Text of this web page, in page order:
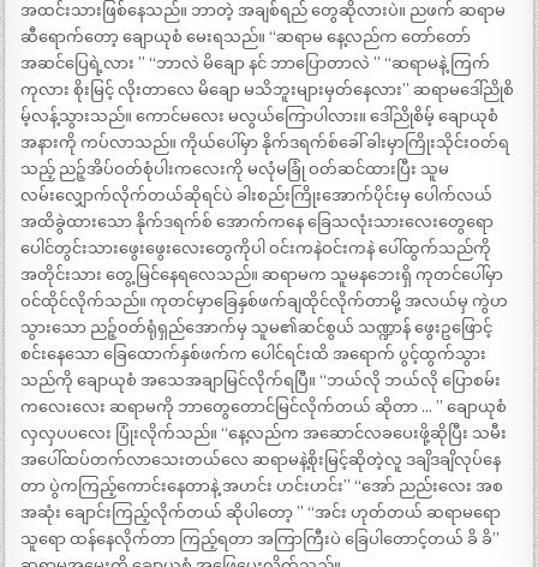
အထင်းသားဖြစ်နေသည်။ ဘာတဲ့ အချစ်ရည် တွေဆိုလားပဲ။ ညဖက် ဆရာမ
ဆီရောက်တော့ ချောယုစံ မေးရသည်။ “ဆရာမ နေ့လည်က တော်တော်
အဆင်ပြေရဲ့လား ” “ဘာလဲ မိချော နင် ဘာပြောတာလဲ ” “ဆရာမနဲ့ ကြက်
ကုလား စိုးမြင့် လိုးတာလေ မိချော မသိဘူးများမှတ်နေလား” ဆရာမဒေါ်ညိုစိ
မ့်လန့်သွားသည်။ ကောင်မလေး မလွယ်ကြောပါလား။ ဒေါ်ညိုစိမ့် ချောယုစံ
အနားကို ကပ်လာသည်။ ကိုယ်ပေါ်မှာ နိုက်ဒရက်စ်ခေါ် ခါးမှာကြိုးသိုင်းဝတ်ရ
သည့် ညဉ့်အိပ်ဝတ်စုံပါးကလေးကို မလုံမခြုံ ဝတ်ဆင်ထားပြီး သူမ
လမ်းလျှောက်လိုက်တယ်ဆိုရင်ပဲ ခါးစည်းကြိုးအောက်ပိုင်းမှ ပေါက်လယ်
အထိခွဲထားသော နိုက်ဒရက်စ် အောက်ကနေ ခြေသလုံးသားလေးတွေရော
ပေါင်တွင်းသားဖွေးဖွေးလေးတွေကိုပါ ဝင်းကနဲဝင်းကနဲ ပေါ်ထွက်သည်ကို
အတိုင်းသား တွေ့မြင်နေရလေသည်။ ဆရာမက သူမနဘေးရှိ ကုတင်ပေါ်မှာ
ဝင်ထိုင်လိုက်သည်။ ကုတင်မှာခြေနှစ်ဖက်ချထိုင်လိုက်တာမို့ အလယ်မှ ကွဲဟ
သွားသော ညဉ့်ဝတ်ရုံရှည်အောက်မှ သူမ၏ဆင်စွယ် သဏ္ဍာန် ဖွေးဥဖြောင့်
စင်းနေသော ခြေထောက်နှစ်ဖက်က ပေါင်ရင်းထိ အရောက် ပွင့်ထွက်သွား
သည်ကို ချောယုစံ အသေအချာမြင်လိုက်ရပြီ။ “ဘယ်လို ဘယ်လို ပြောစမ်း
ကလေးလေး ဆရာမကို ဘာတွေတောင်မြင်လိုက်တယ် ဆိုတာ … ” ချောယုစံ
လှလှပပလေး ပြုံးလိုက်သည်။ “နေ့လည်က အဆောင်လခပေးဖို့ဆိုပြီး သမီး
အပေါ်ထပ်တက်လာသေးတယ်လေ ဆရာမနဲ့စိုးမြင့်ဆိုတဲ့လူ ဒချိဒချိလုပ်နေ
တာ ပွဲကကြည့်ကောင်းနေတာနဲ့ အဟင်း ဟင်းဟင်း” “အော် ညည်းလေး အစ
အဆုံး ချောင်းကြည့်လိုက်တယ် ဆိုပါတော့ ” “အင်း ဟုတ်တယ် ဆရာမရော
သူရော ထန်နေလိုက်တာ ကြည့်ရတာ အကြာကြီးပဲ ခြေပါတောင့်တယ် ခိ ခိ”